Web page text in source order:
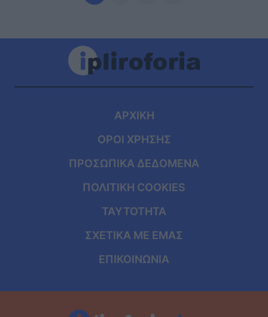
ΑΡΧΙΚΗ
ΟΡΟΙ ΧΡΗΣΗΣ
ΠΡΟΣΩΠΙΚΑ ΔΕΔΟΜΕΝΑ
ΠΟΛΙΤΙΚΗ COOKIES
ΤΑΥΤΟΤΗΤΑ
ΣΧΕΤΙΚΑ ΜΕ ΕΜΑΣ
ΕΠΙΚΟΙΝΩΝΙΑ